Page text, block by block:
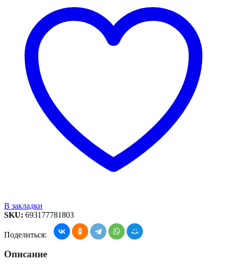
В закладки
SKU: 693177781803
Поделиться:
Описание